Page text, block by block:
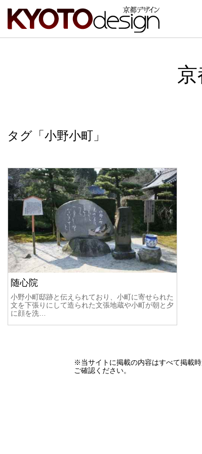
タグ「小野小町」
随心院
小野小町邸跡と伝えられており、小町に寄せられた
文を下張りにして造られた文張地蔵や小町が朝と夕
に顔を洗…
※当サイトに掲載の内容はすべて掲載
ご確認ください。